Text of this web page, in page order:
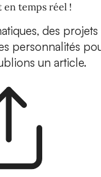
en temps réel !
des
personnalités
un article.